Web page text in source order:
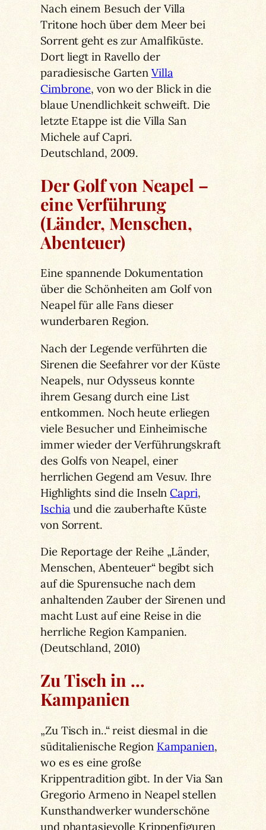
Nach einem Besuch der Villa
Tritone hoch über dem Meer bei
Sorrent geht es zur Amalfiküste.
Dort liegt in Ravello der
paradiesische Garten Villa
Cimbrone, von wo der Blick in die
blaue Unendlichkeit schweift. Die
letzte Etappe ist die Villa San
Michele auf Capri.
Deutschland, 2009.
Der Golf von Neapel –
eine Verführung
(Länder, Menschen,
Abenteuer)
Eine spannende Dokumentation
über die Schönheiten am Golf von
Neapel für alle Fans dieser
wunderbaren Region.
Nach der Legende verführten die
Sirenen die Seefahrer vor der Küste
Neapels, nur Odysseus konnte
ihrem Gesang durch eine List
entkommen. Noch heute erliegen
viele Besucher und Einheimische
immer wieder der Verführungskraft
des Golfs von Neapel, einer
herrlichen Gegend am Vesuv. Ihre
Highlights sind die InselnCapri,
Ischia und die zauberhafte Küste
von Sorrent.
Die Reportage der Reihe „Länder,
Menschen, Abenteuer“ begibt sich
auf die Spurensuche nach dem
anhaltenden Zauber der Sirenen und
macht Lust auf eine Reise in die
herrliche Region Kampanien.
(Deutschland, 2010)
Zu Tisch in …
Kampanien
„Zu Tisch in..“ reist diesmal in die
süditalienische Region Kampanien,
wo es es eine große
Krippentradition gibt. In der Via San
Gregorio Armeno in Neapel stellen
Kunsthandwerker wunderschöne
und phantasievolle Krippenfiguren